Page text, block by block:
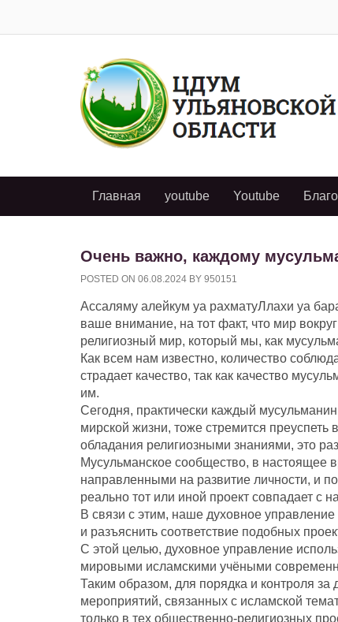
Главная youtube Youtube
Очень важно, каждому
POSTED ON 06.08.2024 BY 950151
Ассаляму алейкум уа рахматуЛлахи уа
ваше внимание, на тот факт, что мир
религиозный мир, который мы, как
Как всем нам известно, количество
страдает качество, так как качество
им.
Сегодня, практически каждый
мирской жизни, тоже стремится
обладания религиозными знаниями, это
Мусульманское сообщество, в настоящее
направленными на развитие личности, и
реально тот или иной проект совпадает с
В связи с этим, наше духовное
и разъяснить соответствие подобных
С этой целью, духовное управление
мировыми исламскими учёными
Таким образом, для порядка и контроля
мероприятий, связанных с исламской
только в тех общественно-религиозных